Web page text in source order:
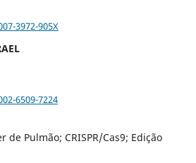
3972-905X
6509-7224
de Pulmão; CRISPR/Cas9; Edição